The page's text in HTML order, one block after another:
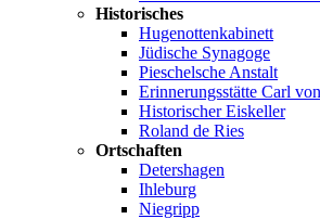
Historisches
Hugenottenkabinett
Jüdische Synagoge
Pieschelsche Anstalt
Erinnerungsstätte Carl
Historischer Eiskeller
Roland de Ries
Ortschaften
Detershagen
Ihleburg
Niegripp